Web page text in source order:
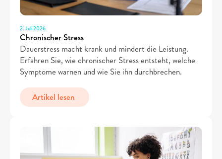
2. Juli 2026
Chronischer Stress
Dauerstress macht krank und mindert die Leistung.
Erfahren Sie, wie chronischer Stress entsteht, welche
Symptome warnen und wie Sie ihn durchbrechen.
Artikel lesen